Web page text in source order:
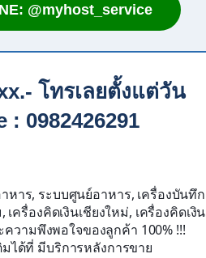
@myhost_service
โทรเลยตั้งแต่วัน
0982426291
หาร, ระบบศูนย์อาหาร, เครื่องบันทึก
ครื่องคิดเงินเชียงใหม่, เครื่องคิดเงิน
วามพึงพอใจของลูกค้า 100% !!!
ได้ที่ มีบริการหลังการขาย